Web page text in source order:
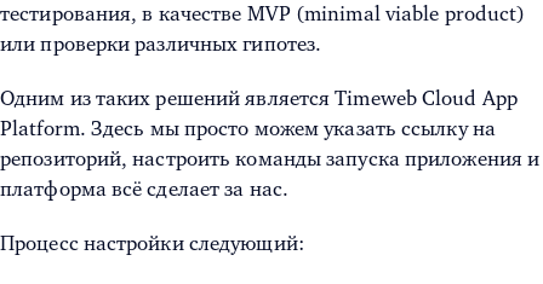
тестирования, в качестве MVP (minimal viable product)
или проверки различных гипотез.
Одним из таких решений является Timeweb Cloud App
Platform. Здесь мы просто можем указать ссылку на
репозиторий, настроить команды запуска приложения и
платформа всё сделает за нас.
Процесс настройки следующий: